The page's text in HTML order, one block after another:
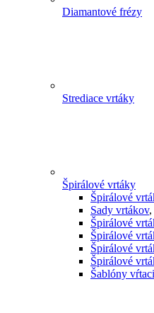
Diamantové frézy
Strediace vrtáky
Špirálové vrtáky
Špirálové
Sady vrtákov,
Špirálové
Špirálové
Špirálové
Špirálové
Šablóny